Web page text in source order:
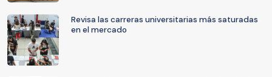
Revisa las carreras universitarias más saturadas
en el mercado